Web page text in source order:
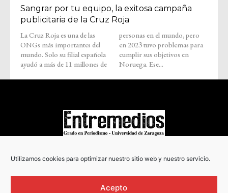
Utilizamos cookies para optimizar nuestro sitio web y nuestro servicio.
Acepto
Sangrar por tu equipo, la exitosa campaña
publicitaria de la Cruz Roja
La Cruz Roja es una de las
ONGs más importantes del
mundo. Solo su filial española
ayudó a más de 11 millones de
personas en el mundo, pero
en 2023 tuvo problemas para
cumplir sus objetivos en
Noruega. Ese...